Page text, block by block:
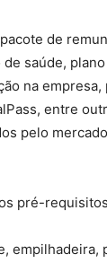
de
saúde,
na empresa,
entre
pelo
pré-
empilhadeira,